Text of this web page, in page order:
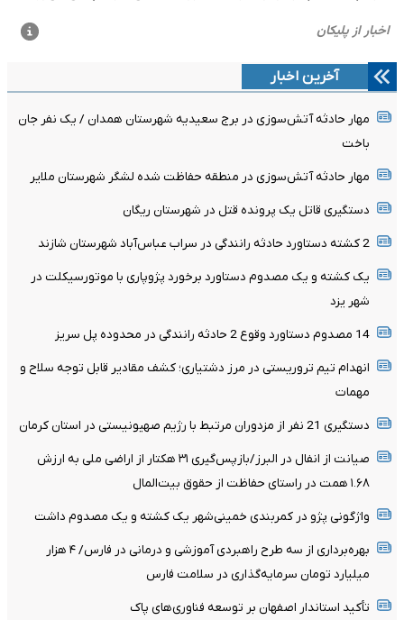
آخرین اخبار
مهار حادثه آتش‌سوزی در برج سعیدیه شهرستان همدان / یک نفر جان
باخت
مهار حادثه آتش‌سوزی در منطقه حفاظت شده لشگر شهرستان ملایر
دستگیری قاتل یک پرونده قتل در شهرستان ریگان
2 کشته دستاورد حادثه رانندگی در سراب عباس‌آباد شهرستان شازند
یک کشته و یک مصدوم دستاورد برخورد پژوپاری با موتورسیکلت در
شهر یزد
14 مصدوم دستاورد وقوع 2 حادثه رانندگی در محدوده پل سریز
انهدام تیم تروریستی در مرز دشتیاری؛ کشف مقادیر قابل توجه سلاح و
مهمات
دستگیری 21 نفر از مزدوران مرتبط با رژیم صهیونیستی در استان کرمان
صیانت از انفال در البرز/بازپس‌گیری ۳۱ هکتار از اراضی ملی به ارزش
۱.۶۸ همت در راستای حفاظت از حقوق بیت‌المال
واژگونی پژو در کمربندی خمینی‌شهر یک کشته و یک مصدوم داشت
بهره‌برداری از سه طرح راهبردی آموزشی و درمانی در فارس/ ۴ هزار
میلیارد تومان سرمایه‌گذاری در سلامت فارس
تأکید استاندار اصفهان بر توسعه فناوری‌های پاک